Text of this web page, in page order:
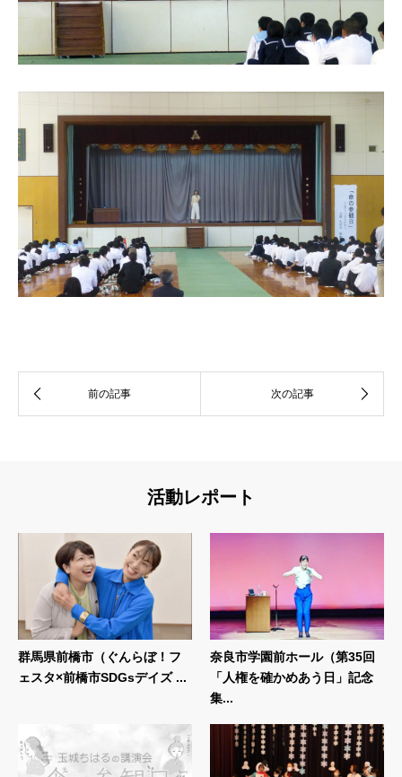
活動レポート
群馬県前橋市（ぐんらぼ！フ
ェスタ×前橋市SDGsデイズ ...
奈良市学園前ホール（第35回
「人権を確かめあう日」記念
集...